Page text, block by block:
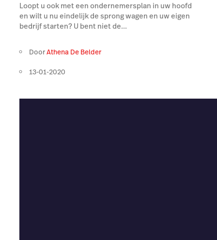
Loopt u ook met een ondernemersplan in uw hoofd
en wilt u nu eindelijk de sprong wagen en uw eigen
bedrijf starten? U bent niet de...
DoorAthena De Belder
13-01-2020